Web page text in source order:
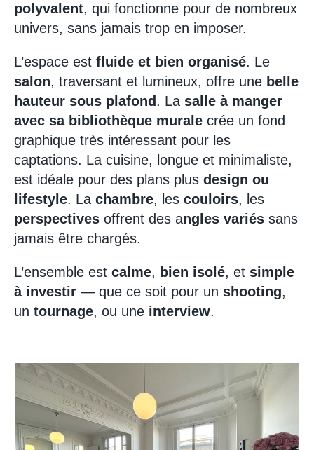
polyvalent, qui fonctionne pour de nombreux
univers, sans jamais trop en imposer.
L’espace est fluide et bien organisé. Le
salon, traversant et lumineux, offre une belle
hauteur sous plafond . La salle à manger
avec sa bibliothèque murale crée un fond
graphique très intéressant pour les
captations. La cuisine, longue et minimaliste,
est idéale pour des plans plus design ou
lifestyle. La chambre, les couloirs, les
perspectives offrent des angles variés sans
jamais être chargés.
L’ensemble est calme, bien isolé, et simple
à investir — que ce soit pour un shooting,
un tournage, ou une interview.